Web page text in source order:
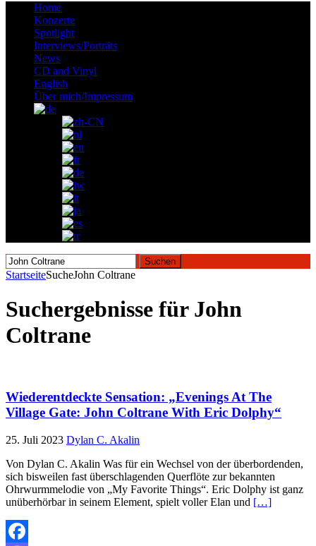
Home
Konzerte
Spotlight
Interviews/Porträts
News
CD and Vinyl
English
Über mich/Impressum
Suchen
nach:
StartseiteSucheJohn Coltrane
Suchergebnisse für John
Coltrane
Wiederentdeckte Sensation: „Evenings At The
Village Gate: John Coltrane With Eric Dolphy“
25. Juli 2023 Dylan C. Akalin
Von Dylan C. Akalin Was für ein Wechsel von der überbordenden,
sich bisweilen fast überschlagenden Querflöte zur bekannten
Ohrwurmmelodie von „My Favorite Things“. Eric Dolphy ist ganz
unüberhörbar in seinem Element, spielt voller Elan und […]